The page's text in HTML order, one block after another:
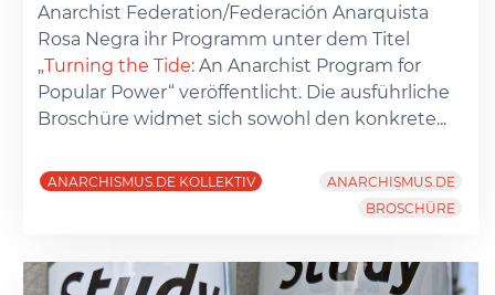
Anarchist Federation/Federación Anarquista
Rosa Negra ihr Programm unter dem Titel
„Turning the Tide: An Anarchist Program for
Popular Power“ veröffentlicht. Die ausführliche
Broschüre widmet sich sowohl den konkrete...
ANARCHISMUS.DE KOLLEKTIV
ANARCHISMUS.DE
BROSCHÜRE